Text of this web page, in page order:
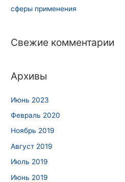
сферы применения
Свежие комментарии
Архивы
Июнь 2023
Февраль 2020
Ноябрь 2019
Август 2019
Июль 2019
Июнь 2019